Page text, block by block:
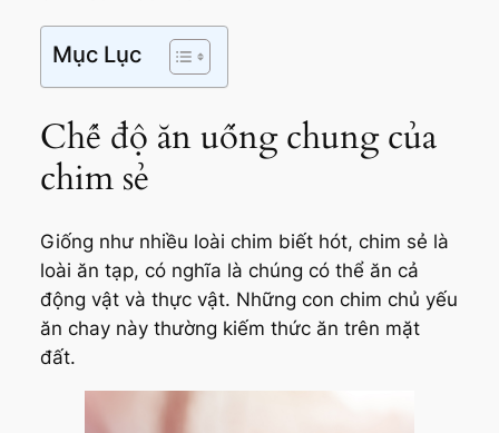
Mục Lục
Chế độ ăn uống chung của
chim sẻ
Giống như nhiều loài chim biết hót, chim sẻ là
loài ăn tạp, có nghĩa là chúng có thể ăn cả
động vật và thực vật. Những con chim chủ yếu
ăn chay này thường kiếm thức ăn trên mặt
đất.